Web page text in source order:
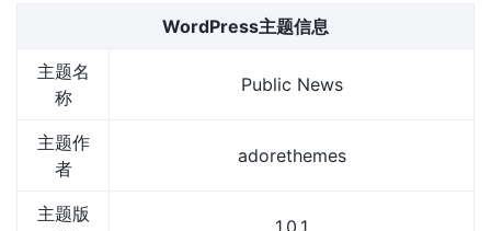
WordPress主题信息
主题名
称
Public News
主题作
者
adorethemes
主题版
1.0.1